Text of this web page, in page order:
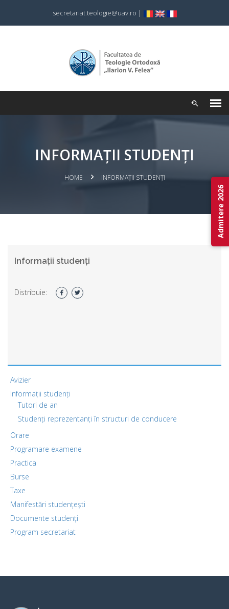
secretariat.teologie@uav.ro |
INFORMAȚII STUDENȚI
HOME INFORMAȚII STUDENȚI
Informații studenți
Distribuie:
Avizier
Informații studenți
Tutori de an
Studenți reprezentanți în structuri de conducere
Orare
Programare examene
Practica
Burse
Taxe
Manifestări studențești
Documente studenți
Program secretariat
Admitere 2026